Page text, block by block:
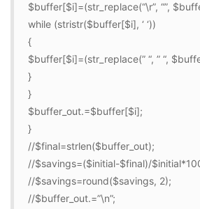
$buffer[$i]=(str_replace(“\r”, “”,
while (stristr($buffer[$i], ‘ ‘))
{
$buffer[$i]=(str_replace(” “, ” “,
}
}
$buffer_out.=$buffer[$i];
}
//$final=strlen($buffer_out);
//$savings=($initial-$final)/
//$savings=round($savings, 2);
//$buffer_out.=”\n”;